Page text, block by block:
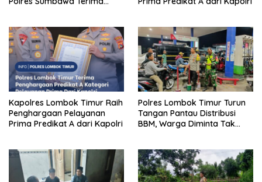
Kapolres Lombok Timur Raih
Penghargaan Pelayanan
Prima Predikat A dari Kapolri
Polres Lombok Timur Turun
Tangan Pantau Distribusi
BBM, Warga Diminta Tak